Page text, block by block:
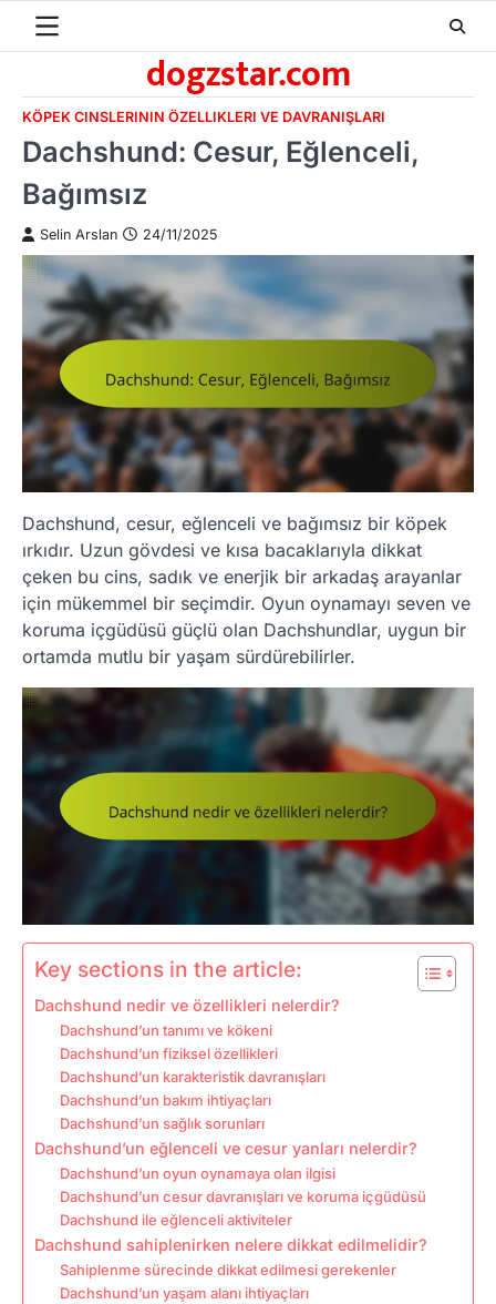
dogzstar.com
KÖPEK CINSLERININ ÖZELLIKLERI VE DAVRANIŞLARI
Dachshund: Cesur, Eğlenceli,
Bağımsız
Selin Arslan 24/11/2025
Dachshund, cesur, eğlenceli ve bağımsız bir köpek
ırkıdır. Uzun gövdesi ve kısa bacaklarıyla dikkat
çeken bu cins, sadık ve enerjik bir arkadaş arayanlar
için mükemmel bir seçimdir. Oyun oynamayı seven ve
koruma içgüdüsü güçlü olan Dachshundlar, uygun bir
ortamda mutlu bir yaşam sürdürebilirler.
Key sections in the article:
Dachshund nedir ve özellikleri nelerdir?
Dachshund’un tanımı ve kökeni
Dachshund’un fiziksel özellikleri
Dachshund’un karakteristik davranışları
Dachshund’un bakım ihtiyaçları
Dachshund’un sağlık sorunları
Dachshund’un eğlenceli ve cesur yanları nelerdir?
Dachshund’un oyun oynamaya olan ilgisi
Dachshund’un cesur davranışları ve koruma içgüdüsü
Dachshund ile eğlenceli aktiviteler
Dachshund sahiplenirken nelere dikkat edilmelidir?
Sahiplenme sürecinde dikkat edilmesi gerekenler
Dachshund’un yaşam alanı ihtiyaçları